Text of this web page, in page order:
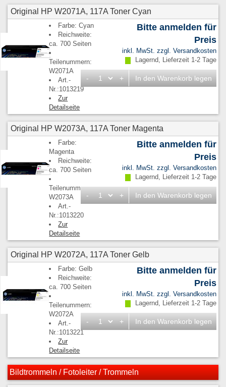
Original HP W2071A, 117A Toner Cyan
Farbe: Cyan
Reichweite:
ca. 700 Seiten
Teilenummern:
W2071A
Art.-
Nr.:1013219
Zur
Detailseite
Bitte anmelden für
Preis
inkl. MwSt. zzgl. Versandkosten
Lagernd, Lieferzeit 1-2 Tage
- + In den Warenkorb legen
Original HP W2073A, 117A Toner Magenta
Farbe:
Magenta
Reichweite:
ca. 700 Seiten
Teilenummern:
W2073A
Art.-
Nr.:1013220
Zur
Detailseite
Bitte anmelden für
Preis
inkl. MwSt. zzgl. Versandkosten
Lagernd, Lieferzeit 1-2 Tage
- + In den Warenkorb legen
Original HP W2072A, 117A Toner Gelb
Farbe: Gelb
Reichweite:
ca. 700 Seiten
Teilenummern:
W2072A
Art.-
Nr.:1013221
Zur
Detailseite
Bitte anmelden für
Preis
inkl. MwSt. zzgl. Versandkosten
Lagernd, Lieferzeit 1-2 Tage
- + In den Warenkorb legen
Bildtrommeln / Fotoleiter / Trommeln